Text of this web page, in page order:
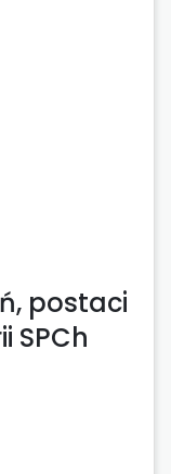
postaci
SPCh